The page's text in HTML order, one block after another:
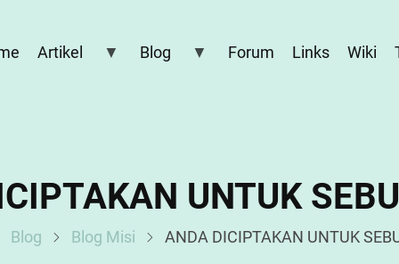
Artikel Blog Forum Links Wiki
UNTUK
Blog Blog Misi ANDA DICIPTAKAN UNTUK